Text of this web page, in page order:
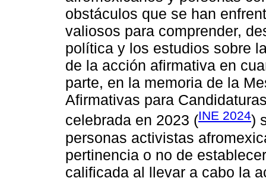
obstáculos que se han
valiosos para comprender,
política y los estudios sobre
de la acción afirmativa en
parte, en la memoria de la
Afirmativas para
celebrada en 2023 (INE 2024)
personas activistas
pertinencia o no de
calificada al llevar a cabo la